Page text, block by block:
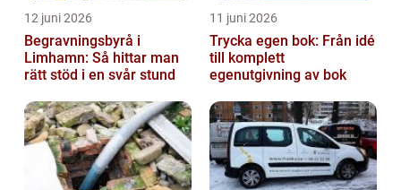
12 juni 2026
Begravningsbyrå i
Limhamn: Så hittar man
rätt stöd i en svår stund
11 juni 2026
Trycka egen bok: Från idé
till komplett
egenutgivning av bok